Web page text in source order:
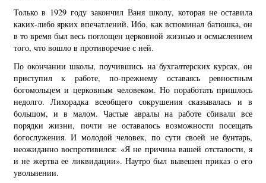
Только в 1929 году закончил Ваня школу, которая не оставила
каких-либо ярких впечатлений. Ибо, как вспоминал батюшка, он
в то время был весь поглощен церковной жизнью и осмыслением
того, что вошло в противоречие с ней.
По окончании школы, поучившись на бухгалтерских курсах, он
приступил к работе, по-прежнему оставаясь ревностным
богомольцем и церковным человеком. Но поработать пришлось
недолго. Лихорадка всеобщего сокрушения сказывалась и в
большом, и в малом. Частые авралы на работе сбивали все
порядки жизни, почти не оставалось возможности посещать
богослужения. И молодой человек, по сути своей не бунтарь,
неожиданно воспротивился: «Я не причина вашей отсталости, я
и не жертва ее ликвидации». Наутро был вывешен приказ о его
увольнении.